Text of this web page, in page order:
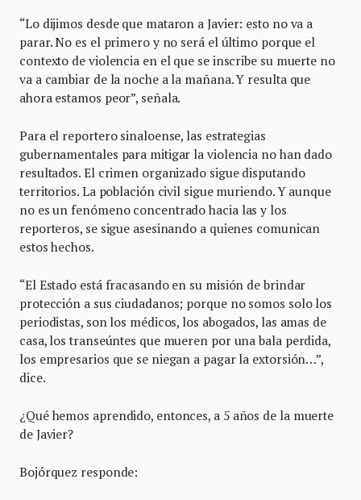
“Lo dijimos desde que mataron a Javier: esto no va a
parar. No es el primero y no será el último porque el
contexto de violencia en el que se inscribe su muerte no
va a cambiar de la noche a la mañana. Y resulta que
ahora estamos peor”, señala.
Para el reportero sinaloense, las estrategias
gubernamentales para mitigar la violencia no han dado
resultados. El crimen organizado sigue disputando
territorios. La población civil sigue muriendo. Y aunque
no es un fenómeno concentrado hacia las y los
reporteros, se sigue asesinando a quienes comunican
estos hechos.
“El Estado está fracasando en su misión de brindar
protección a sus ciudadanos; porque no somos solo los
periodistas, son los médicos, los abogados, las amas de
casa, los transeúntes que mueren por una bala perdida,
los empresarios que se niegan a pagar la extorsión…”,
dice.
¿Qué hemos aprendido, entonces, a 5 años de la muerte
de Javier?
Bojórquez responde: